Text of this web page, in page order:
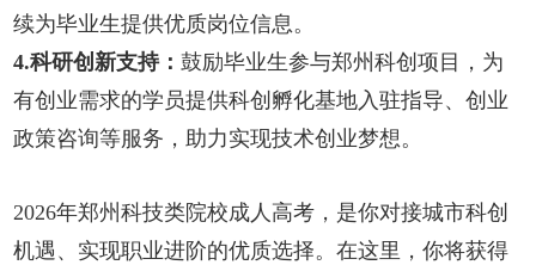
续为毕业生提供优质岗位信息。
4.科研创新支持：鼓励毕业生参与郑州科创项目，为
有创业需求的学员提供科创孵化基地入驻指导、创业
政策咨询等服务，助力实现技术创业梦想。
2026年郑州科技类院校成人高考，是你对接城市科创
机遇、实现职业进阶的优质选择。在这里，你将获得